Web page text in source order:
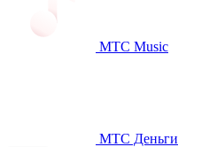
МТС Music
МТС Деньги